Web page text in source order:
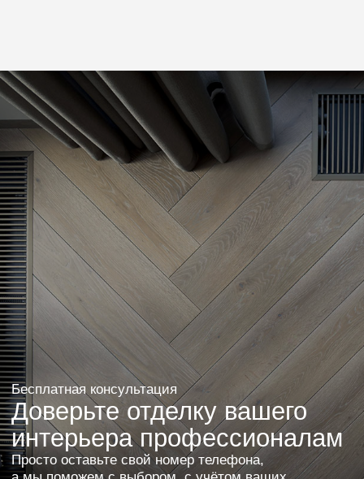
Верх: дубовый шпон
Основа: влагостойкий МДФ
Толщина: 12 мм
Высота: 48 мм
Длина: 2400 мм
Цвет: RAL 9003
Верх: пропитанная бумага,
гладкая
Основа: влагостойкий МДФ
Толщина: 12 мм
Высота: 48 мм
Длина: 2400 мм
Цвет: RAL 9003
Верх: дубовый шпон, гладкий
Основа: дуб
Толщина: 12 мм
Высота: 68 мм
Длина: 2500 мм
Цвет: Alyvuota
Верх: дубовый шпон,
брашированный
Основа: дуб
Толщина: 12 мм
Высота: 68 мм
Длина: 2500 мм
Цвет: RAL 9003